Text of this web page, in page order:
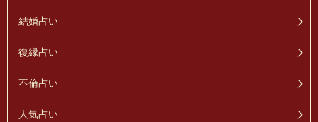
結婚占い
復縁占い
不倫占い
人気占い